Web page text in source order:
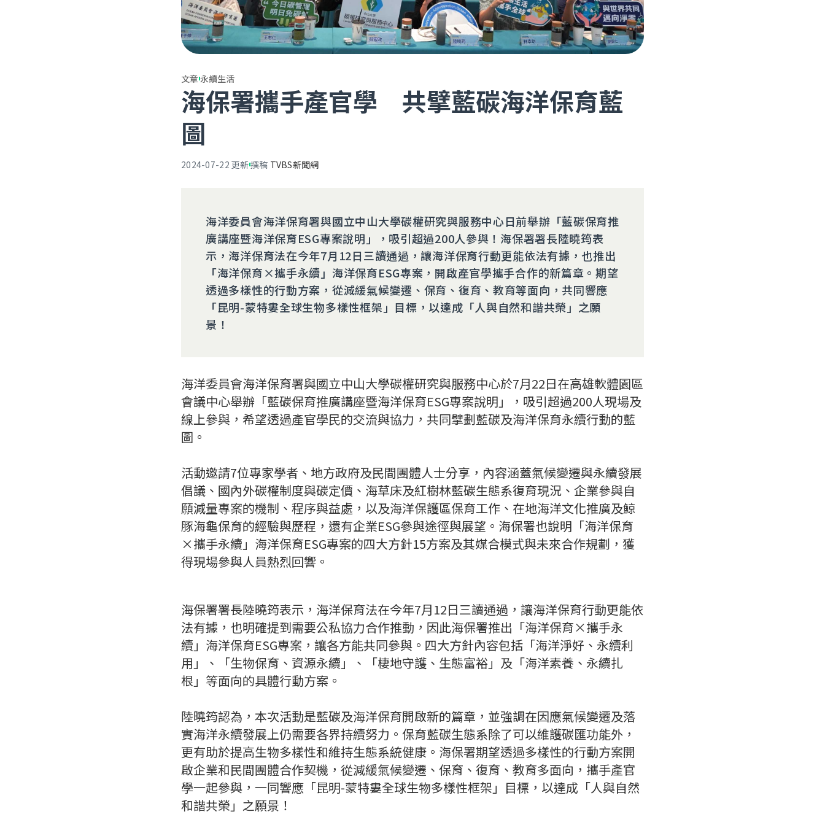
文章永續生活
海保署攜手產官學 共擘藍碳海洋保育藍
圖
2024-07-22 更新撰稿 TVBS新聞網
海洋委員會海洋保育署與國立中山大學碳權研究與服務中心日前舉辦「藍碳保育推
廣講座暨海洋保育ESG專案說明」，吸引超過200人參與！海保署署長陸曉筠表
示，海洋保育法在今年7月12日三讀通過，讓海洋保育行動更能依法有據，也推出
「海洋保育󠇆×攜手永續」海洋保育ESG專案，開啟產官學攜手合作的新篇章。期望
透過多樣性的行動方案，從減緩氣候變遷、保育、復育、教育等面向，共同響應
「昆明-蒙特婁全球生物多樣性框架」目標，以達成「人與自然和諧共榮」之願
景！
海洋委員會海洋保育署與國立中山大學碳權研究與服務中心於7月22日在高雄軟體園區
會議中心舉辦「藍碳保育推廣講座暨海洋保育ESG專案說明」，吸引超過200人現場及
線上參與，希望透過產官學民的交流與協力，共同擘劃藍碳及海洋保育永續行動的藍
圖。
活動邀請7位專家學者、地方政府及民間團體人士分享，內容涵蓋氣候變遷與永續發展
倡議、國內外碳權制度與碳定價、海草床及紅樹林藍碳生態系復育現況、企業參與自
願減量專案的機制、程序與益處，以及海洋保護區保育工作、在地海洋文化推廣及鯨
豚海龜保育的經驗與歷程，還有企業ESG參與途徑與展望。海保署也說明「海洋保育󠇆
×攜手永續」海洋保育ESG專案的四大方針15方案及其媒合模式與未來合作規劃，獲
得現場參與人員熱烈回響。
海保署署長陸曉筠表示，海洋保育法在今年7月12日三讀通過，讓海洋保育行動更能依
法有據，也明確提到需要公私協力合作推動，因此海保署推出「海洋保育󠇆×攜手永
續」海洋保育ESG專案，讓各方能共同參與。四大方針內容包括「海洋淨好、永續利
用」、「生物保育、資源永續」、「棲地守護、生態富裕」及「海洋素養、永續扎
根」等面向的具體行動方案。
陸曉筠認為，本次活動是藍碳及海洋保育開啟新的篇章，並強調在因應氣候變遷及落
實海洋永續發展上仍需要各界持續努力。保育藍碳生態系除了可以維護碳匯功能外，
更有助於提高生物多樣性和維持生態系統健康。海保署期望透過多樣性的行動方案開
啟企業和民間團體合作契機，從減緩氣候變遷、保育、復育、教育多面向，攜手產官
學一起參與，一同響應「昆明-蒙特婁全球生物多樣性框架」目標，以達成「人與自然
和諧共榮」之願景！